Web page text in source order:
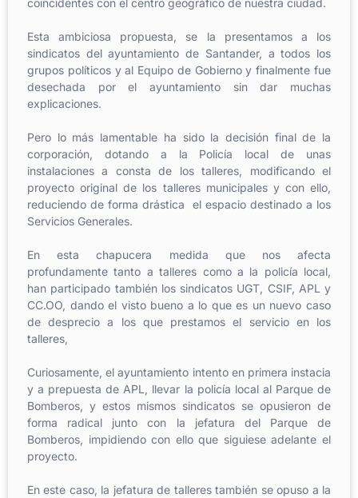
coincidentes con el centro geográfico de nuestra ciudad.
Esta ambiciosa propuesta, se la presentamos a los
sindicatos del ayuntamiento de Santander, a todos los
grupos políticos y al Equipo de Gobierno y finalmente fue
desechada por el ayuntamiento sin dar muchas
explicaciones.
Pero lo más lamentable ha sido la decisión final de la
corporación, dotando a la Policía local de unas
instalaciones a consta de los talleres, modificando el
proyecto original de los talleres municipales y con ello,
reduciendo de forma drástica el espacio destinado a los
Servicios Generales.
En esta chapucera medida que nos afecta
profundamente tanto a talleres como a la policía local,
han participado también los sindicatos UGT, CSIF, APL y
CC.OO, dando el visto bueno a lo que es un nuevo caso
de desprecio a los que prestamos el servicio en los
talleres,
Curiosamente, el ayuntamiento intento en primera instacia
y a prepuesta de APL, llevar la policía local al Parque de
Bomberos, y estos mismos sindicatos se opusieron de
forma radical junto con la jefatura del Parque de
Bomberos, impidiendo con ello que siguiese adelante el
proyecto.
En este caso, la jefatura de talleres también se opuso a la